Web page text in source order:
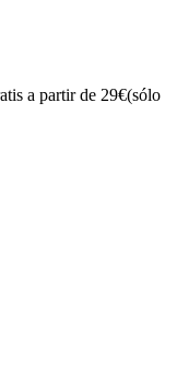
a partir de 29€(sólo